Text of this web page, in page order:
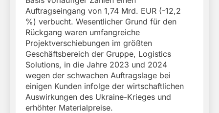
Auftragseingang von 1,74 Mrd. EUR (-12,2
%) verbucht. Wesentlicher Grund für den
Rückgang waren umfangreiche
Projektverschiebungen im größten
Geschäftsbereich der Gruppe, Logistics
Solutions, in die Jahre 2023 und 2024
wegen der schwachen Auftragslage bei
einigen Kunden infolge der wirtschaftlichen
Auswirkungen des Ukraine-Krieges und
erhöhter Materialpreise.